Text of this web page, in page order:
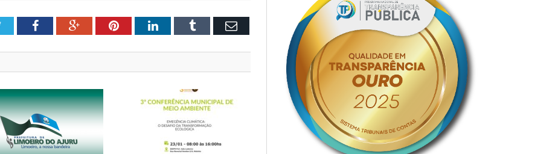
TwitterFacebookGoogle+PinterestLinkedInTumblr Email